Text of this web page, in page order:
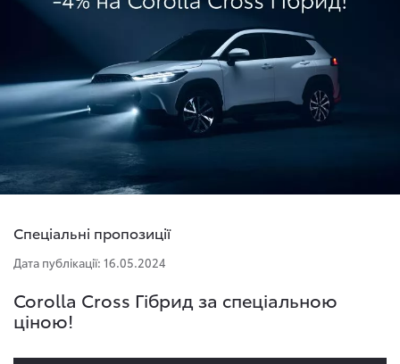
Спеціальні пропозиції
Дата публікації: 16.05.2024
Corolla Cross Гібрид за спеціальною
ціною!